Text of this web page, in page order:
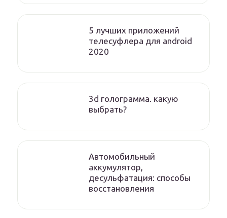
5 лучших приложений
телесуфлера для android
2020
3d голограмма. какую
выбрать?
Автомобильный
аккумулятор,
десульфатация: способы
восстановления